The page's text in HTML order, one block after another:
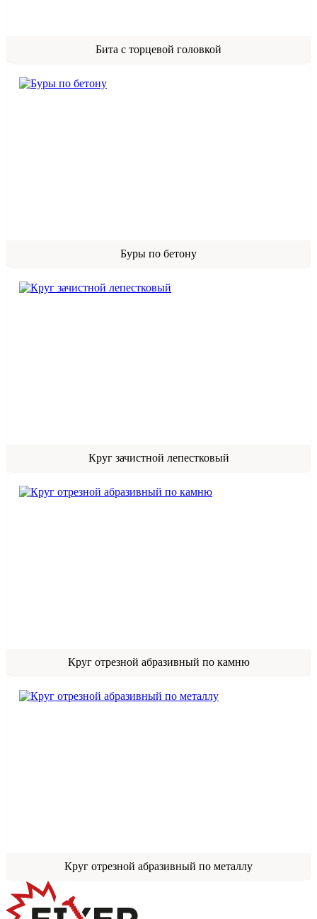
Бита с торцевой головкой
Буры по бетону
Круг зачистной лепестковый
Круг отрезной абразивный по камню
Круг отрезной абразивный по металлу